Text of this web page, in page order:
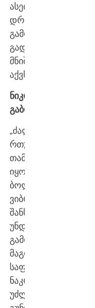
ასეთ
დროს
გამოცდილებას
გადამწყვეტი
მნიშვნელობა
აქვს“.
ნიკოლოზ
გაბრიჩიძე
„ძალიან
რთული
თამაში
იყო.
ბოლომდე
ვიბრძოლეთ,
შანსები
უნდა
გამოგვეყენებინა,
მაგრამ
საფრანგეთის
ნაკრები
უძლიერესი